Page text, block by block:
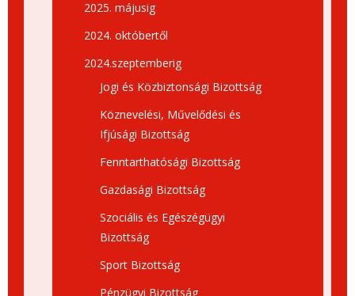
2025. májusig
2024. októbertől
2024.szeptemberig
Jogi és Közbiztonsági Bizottság
Köznevelési, Művelődési és
Ifjúsági Bizottság
Fenntarthatósági Bizottság
Gazdasági Bizottság
Szociális és Egészégügyi
Bizottság
Sport Bizottság
Pénzügyi Bizottság